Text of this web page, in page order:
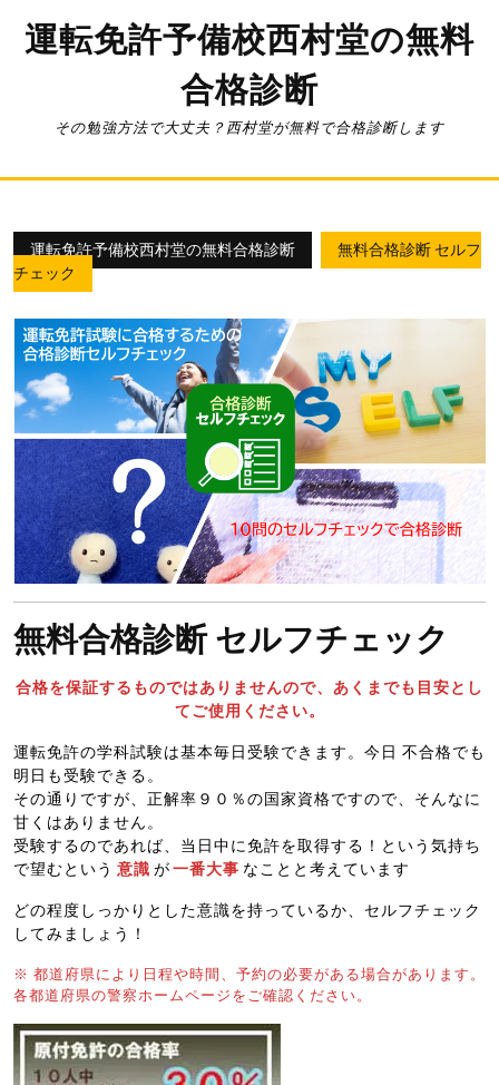
キ
運転免許予備校西村堂の無料
合格診断
その勉強方法で大丈夫？西村堂が無料で合格診断します
運転免許予備校西村堂の無料合格診断
無料合格診断 セルフ
チェック
無料合格診断 セルフチェック
合格を保証するものではありませんので、あくまでも目安とし
てご使用ください。
運転免許の学科試験は基本毎日受験できます。今日 不合格でも
明日も受験できる。
その通りですが、正解率９０％の国家資格ですので、そんなに
甘くはありません。
受験するのであれば、当日中に免許を取得する！という気持ち
で望むという 意識が一番大事 なことと考えています
どの程度しっかりとした意識を持っているか、セルフチェック
してみましょう！
※ 都道府県により日程や時間、予約の必要がある場合があります。
各都道府県の警察ホームページをご確認ください。